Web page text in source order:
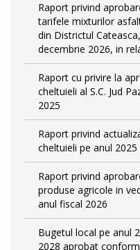
Raport privind
tarifele mixturilor
din Districtul
decembrie 2026, in
Raport cu privire la
cheltuieli al S.C. Jud
2025
Raport privind
cheltuieli pe anul 2025
Raport privind
produse agricole in
anul fiscal 2026
Bugetul local pe anul
2028 aprobat